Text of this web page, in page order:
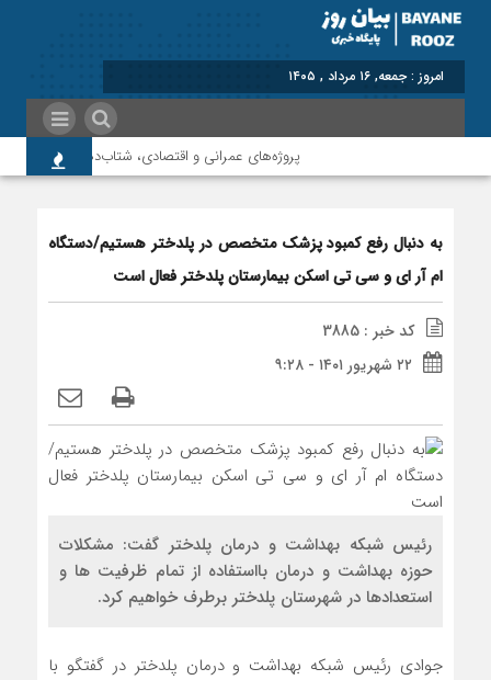
برابر با : Friday - 7
پروژه‌های عمرانی و اقتصادی، شتاب‌دهنده توسعه
به دنبال رفع کمبود پزشک متخصص در پلدختر هستیم/دستگاه
ام آر ای و سی تی اسکن بیمارستان پلدختر فعال است
کد خبر : 3885
۲۲ شهریور ۱۴۰۱ - ۹:۲۸
رئیس شبکه بهداشت و درمان پلدختر گفت: مشکلات
حوزه بهداشت و درمان بااستفاده از تمام ظرفیت ها و
استعدادها در شهرستان پلدختر برطرف خواهیم کرد.
جوادی رئیس شبکه بهداشت و درمان پلدختر در گفتگو با